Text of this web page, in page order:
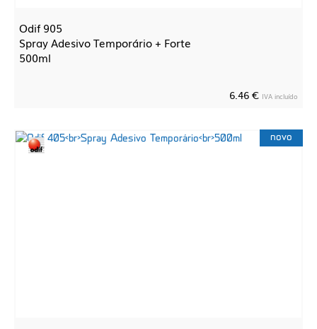
Odif 905
Spray Adesivo Temporário + Forte
500ml
6.46 € IVA incluído
novo